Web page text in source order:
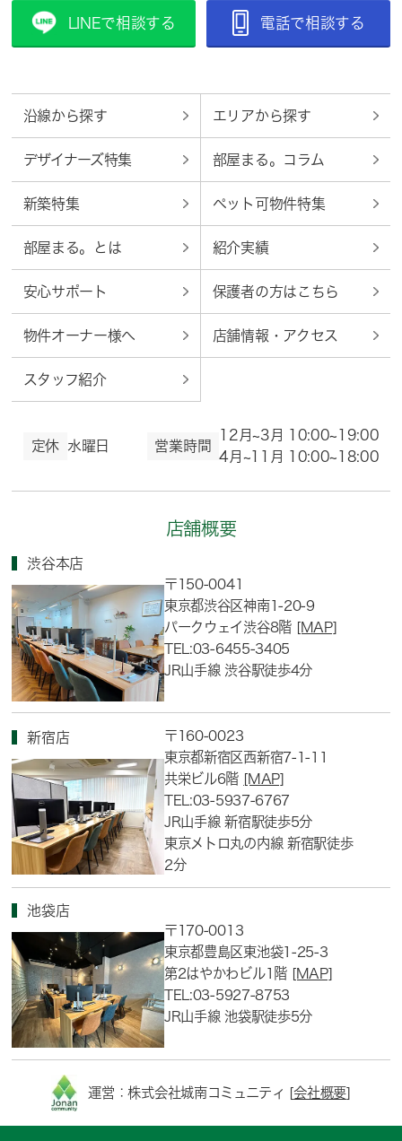
LINEで相談する 電話で相談する
沿線から探す エリアから探す
デザイナーズ特集 部屋まる。コラム
新築特集 ペット可物件特集
部屋まる。とは 紹介実績
安心サポート 保護者の方はこちら
物件オーナー様へ 店舗情報・アクセス
スタッフ紹介
定休 水曜日 営業時間
12月~3月 10:00~19:00
4月~11月 10:00~18:00
店舗概要
渋谷本店
〒150-0041
東京都渋谷区神南1-20-9
パークウェイ渋谷8階 [MAP]
TEL:03-6455-3405
JR山手線 渋谷駅徒歩4分
新宿店
〒160-0023
東京都新宿区西新宿7-1-11
共栄ビル6階 [MAP]
TEL:03-5937-6767
JR山手線 新宿駅徒歩5分
東京メトロ丸の内線 新宿駅徒歩
2分
池袋店
〒170-0013
東京都豊島区東池袋1-25-3
第2はやかわビル1階 [MAP]
TEL:03-5927-8753
JR山手線 池袋駅徒歩5分
運営：株式会社城南コミュニティ [会社概要]